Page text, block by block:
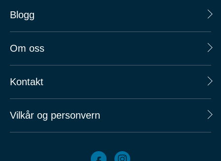
Blogg
Om oss
Kontakt
Vilkår og personvern